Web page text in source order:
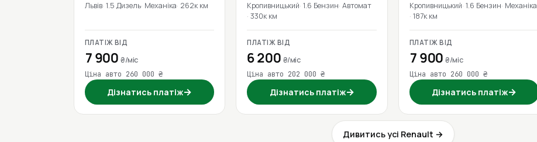
Львів 1.5 Дизель Механіка 262к км
ПЛАТІЖ ВІД
7 900₴/міс
Ціна авто 260 000 ₴
Дізнатись платіж→
Кропивницький 1.6 Бензин Автомат
330к км
ПЛАТІЖ ВІД
6 200 ₴/міс
Ціна авто 202 000 ₴
Дізнатись платіж→
Кропивницький 1.6 Бензин Механіка
187к км
ПЛАТІЖ ВІД
7 900₴/міс
Ціна авто 260 000 ₴
Дізнатись платіж→
Дивитись усі Renault →